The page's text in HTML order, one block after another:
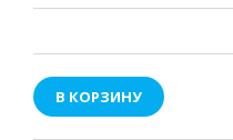
В КОРЗИНУ